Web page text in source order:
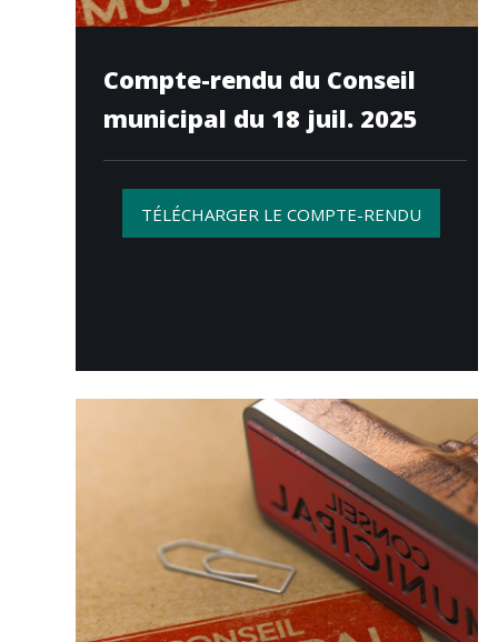
Compte-rendu du Conseil
municipal du 18 juil. 2025
TÉLÉCHARGER LE COMPTE-RENDU